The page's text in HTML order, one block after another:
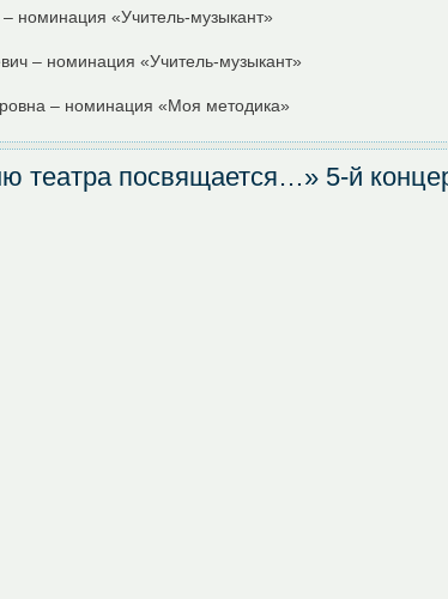
– номинация «Учитель-музыкант»
– номинация «Учитель-музыкант»
– номинация «Моя методика»
театра посвящается…» 5-й